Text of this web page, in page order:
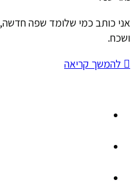
אני כותב כמי שלומד שפה
ושכח.
להמשך קריאה